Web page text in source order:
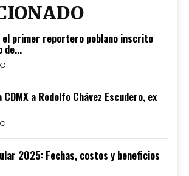
el primer reportero poblano inscrito
de...
a Rodolfo Chávez Escudero, ex
2025: Fechas, costos y beneficios